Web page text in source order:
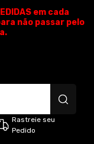
em cada
não passar pelo
Rastreie seu
Pedido